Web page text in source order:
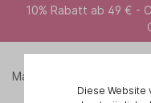
10% Rabatt ab 49 € -
Marken A-Z
Diese Website